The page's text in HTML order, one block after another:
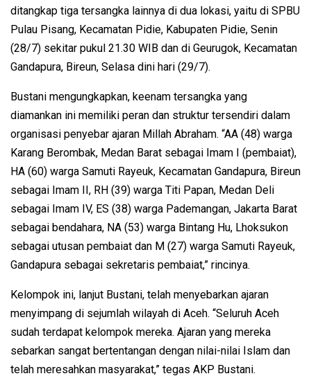
ditangkap tiga tersangka lainnya di dua lokasi, yaitu di SPBU
Pulau Pisang, Kecamatan Pidie, Kabupaten Pidie, Senin
(28/7) sekitar pukul 21.30 WIB dan di Geurugok, Kecamatan
Gandapura, Bireun, Selasa dini hari (29/7).
Bustani mengungkapkan, keenam tersangka yang
diamankan ini memiliki peran dan struktur tersendiri dalam
organisasi penyebar ajaran Millah Abraham. “AA (48) warga
Karang Berombak, Medan Barat sebagai Imam I (pembaiat),
HA (60) warga Samuti Rayeuk, Kecamatan Gandapura, Bireun
sebagai Imam II, RH (39) warga Titi Papan, Medan Deli
sebagai Imam IV, ES (38) warga Pademangan, Jakarta Barat
sebagai bendahara, NA (53) warga Bintang Hu, Lhoksukon
sebagai utusan pembaiat dan M (27) warga Samuti Rayeuk,
Gandapura sebagai sekretaris pembaiat,” rincinya.
Kelompok ini, lanjut Bustani, telah menyebarkan ajaran
menyimpang di sejumlah wilayah di Aceh. “Seluruh Aceh
sudah terdapat kelompok mereka. Ajaran yang mereka
sebarkan sangat bertentangan dengan nilai-nilai Islam dan
telah meresahkan masyarakat,” tegas AKP Bustani.